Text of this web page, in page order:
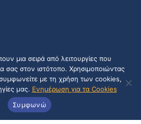
μια σειρά από λειτουργίες που
σας στον ιστότοπο. Χρησιμοποιώντας
με τη χρήση των cookies,
μας. Ενημέρωση για τα Cookies
Συμφωνώ